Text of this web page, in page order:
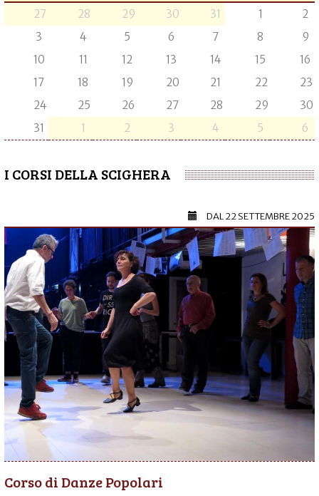
27 28 29 30 31 1
2
3
4 5 6 7 8
9
10
11 12 13 14 15
16
17
18 19 20 21 22
23
24
25 26 27 28 29
30
31
1 2 3 4 5 6
I CORSI DELLA SCIGHERA
DAL22 SETTEMBRE 2025
Corso di Danze Popolari